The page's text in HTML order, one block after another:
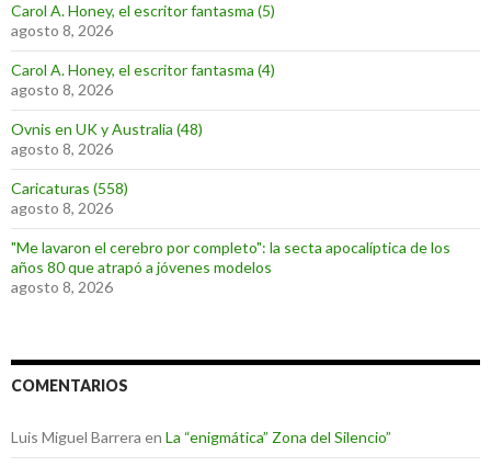
Carol A. Honey, el escritor fantasma (5)
agosto 8, 2026
Carol A. Honey, el escritor fantasma (4)
agosto 8, 2026
Ovnis en UK y Australia (48)
agosto 8, 2026
Caricaturas (558)
agosto 8, 2026
"Me lavaron el cerebro por completo": la secta apocalíptica de los
años 80 que atrapó a jóvenes modelos
agosto 8, 2026
COMENTARIOS
Luis Miguel Barrera en La “enigmática” Zona del Silencio”